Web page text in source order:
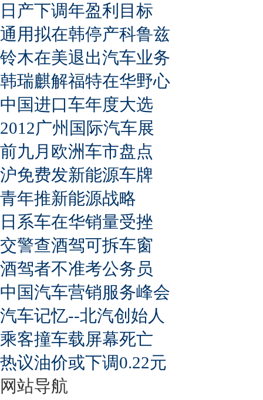
日产下调年盈利目标
通用拟在韩停产科鲁兹
铃木在美退出汽车业务
韩瑞麒解福特在华野心
中国进口车年度大选
2012广州国际汽车展
前九月欧洲车市盘点
沪免费发新能源车牌
青年推新能源战略
日系车在华销量受挫
交警查酒驾可拆车窗
酒驾者不准考公务员
中国汽车营销服务峰会
汽车记忆--北汽创始人
乘客撞车载屏幕死亡
热议油价或下调0.22元
网站导航